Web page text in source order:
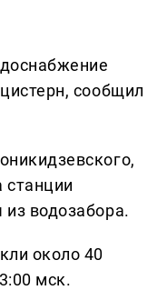
сообщил
станции
водозабора.
около 40
мск.